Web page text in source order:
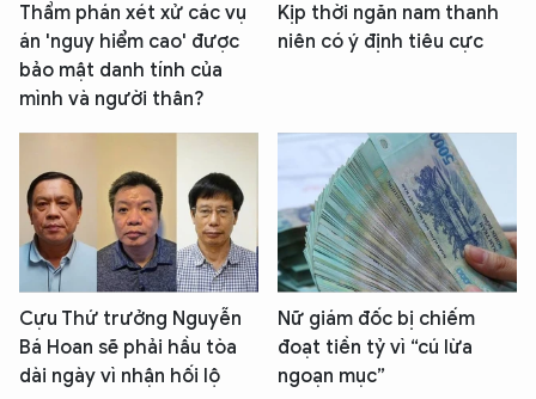
Thẩm phán xét xử các vụ
án 'nguy hiểm cao' được
bảo mật danh tính của
mình và người thân?
Kịp thời ngăn nam thanh
niên có ý định tiêu cực
Cựu Thứ trưởng Nguyễn
Bá Hoan sẽ phải hầu tòa
dài ngày vì nhận hối lộ
Nữ giám đốc bị chiếm
đoạt tiền tỷ vì “cú lừa
ngoạn mục”
Hãy hỏi tôi bất kỳ điều gì bạn cần biết về
An Ninh Thủ Đô nhé. Tôi sẵn sàng hỗ trợ!